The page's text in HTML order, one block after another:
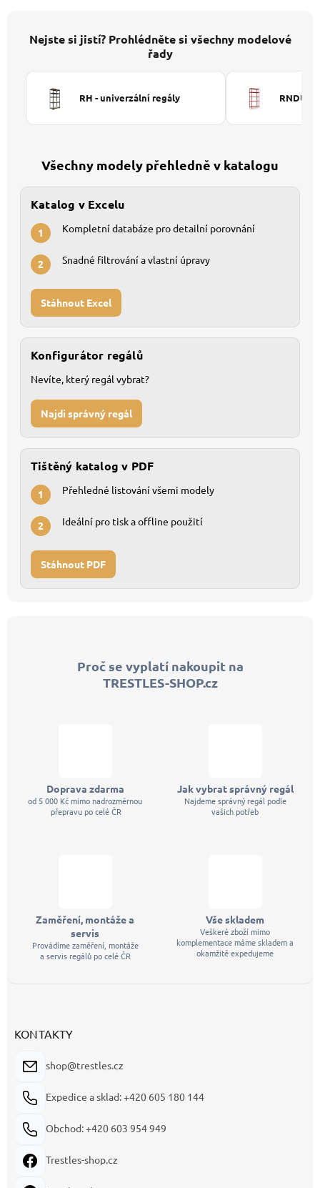
Nejste si jistí? Prohlédněte si všechny modelové
řady
RH - univerzální regály RNDU-
Všechny modely přehledně v katalogu
Katalog v Excelu
1 Kompletní databáze pro detailní porovnání
2 Snadné filtrování a vlastní úpravy
Stáhnout Excel
Konfigurátor regálů
Nevíte, který regál vybrat?
Najdi správný regál
Tištěný katalog v PDF
1 Přehledné listování všemi modely
2 Ideální pro tisk a offline použití
Stáhnout PDF
Proč se vyplatí nakoupit na
TRESTLES-SHOP.cz
Doprava zdarma
od 5 000 Kč mimo nadrozměrnou
přepravu po celé ČR
Jak vybrat správný regál
Najdeme správný regál podle
vašich potřeb
Zaměření, montáže a
servis
Provádíme zaměření, montáže
a servis regálů po celé ČR
Vše skladem
Veškeré zboží mimo
komplementace máme skladem a
okamžitě expedujeme
KONTAKTY
shop@trestles.cz
Expedice a sklad: +420 605 180 144
Obchod: +420 603 954 949
Trestles-shop.cz